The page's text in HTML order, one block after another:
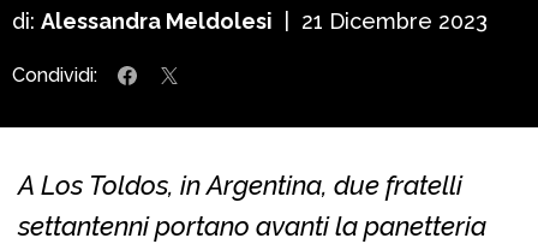
di: Alessandra Meldolesi 21 Dicembre 2023
Condividi:
A Los Toldos, in Argentina, due fratelli
settantenni portano avanti la panetteria